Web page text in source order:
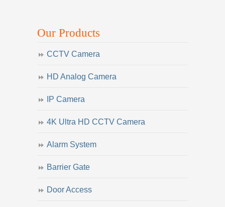
Our Products
CCTV Camera
HD Analog Camera
IP Camera
4K Ultra HD CCTV Camera
Alarm System
Barrier Gate
Door Access